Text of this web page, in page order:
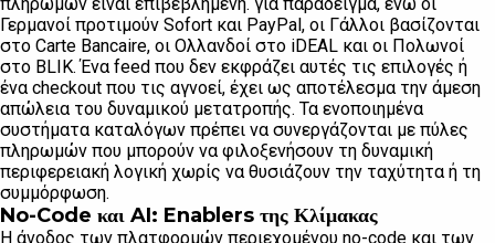
Γερμανοί προτιμούν Sofort και PayPal, οι Γάλλοι βασίζονται
στο Carte Bancaire, οι Ολλανδοί στο iDEAL και οι Πολωνοί
στο BLIK. Ένα feed που δεν εκφράζει αυτές τις επιλογές ή
ένα checkout που τις αγνοεί, έχει ως αποτέλεσμα την άμεση
απώλεια του δυναμικού μετατροπής. Τα ενοποιημένα
συστήματα καταλόγων πρέπει να συνεργάζονται με πύλες
πληρωμών που μπορούν να φιλοξενήσουν τη δυναμική
περιφερειακή λογική χωρίς να θυσιάζουν την ταχύτητα ή τη
συμμόρφωση.
No-Code και AI: Enablers της Κλίμακας
Η άνοδος των πλατφορμών περιεχομένου no-code και των